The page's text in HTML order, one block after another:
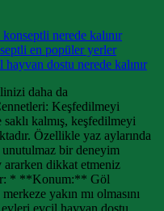
nerede kalınır
en popüler yerler
dostu nerede kalınır
daha da
Keşfedilmeyi
kalmış, keşfedilmeyi
Özellikle yaz aylarında
unutulmaz bir deneyim
ararken dikkat etmeniz
* **Konum:** Göl
yakın mı olmasını
evcil hayvan dostu